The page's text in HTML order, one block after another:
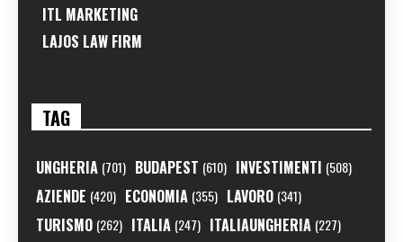
ITL MARKETING
LAJOS LAW FIRM
TAG
UNGHERIA (701) BUDAPEST (610) INVESTIMENTI (508)
AZIENDE (420) ECONOMIA (355) LAVORO (341)
TURISMO (262) ITALIA (247) ITALIAUNGHERIA (227)